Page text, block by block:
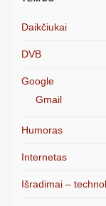
Daikčiukai
DVB
Google
Gmail
Humoras
Internetas
Išradimai –